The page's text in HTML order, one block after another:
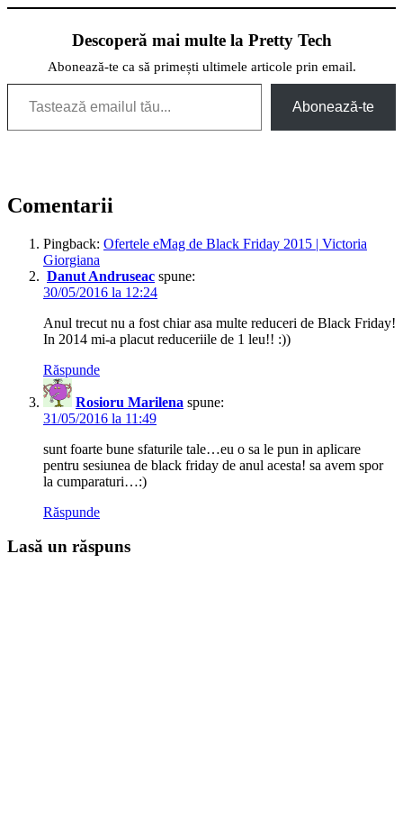
Descoperă mai multe la Pretty Tech
Abonează-te ca să primești ultimele articole prin email.
Tastează emailul tău...
Abonează-te
Comentarii
Pingback: Ofertele eMag de Black Friday 2015 | Victoria
Giorgiana
Danut Andruseac spune:
30/05/2016 la 12:24
Anul trecut nu a fost chiar asa multe reduceri de Black Friday!
In 2014 mi-a placut reduceriile de 1 leu!! :))
Răspunde
Rosioru Marilena spune:
31/05/2016 la 11:49
sunt foarte bune sfaturile tale…eu o sa le pun in aplicare
pentru sesiunea de black friday de anul acesta! sa avem spor
la cumparaturi…:)
Răspunde
Lasă un răspuns